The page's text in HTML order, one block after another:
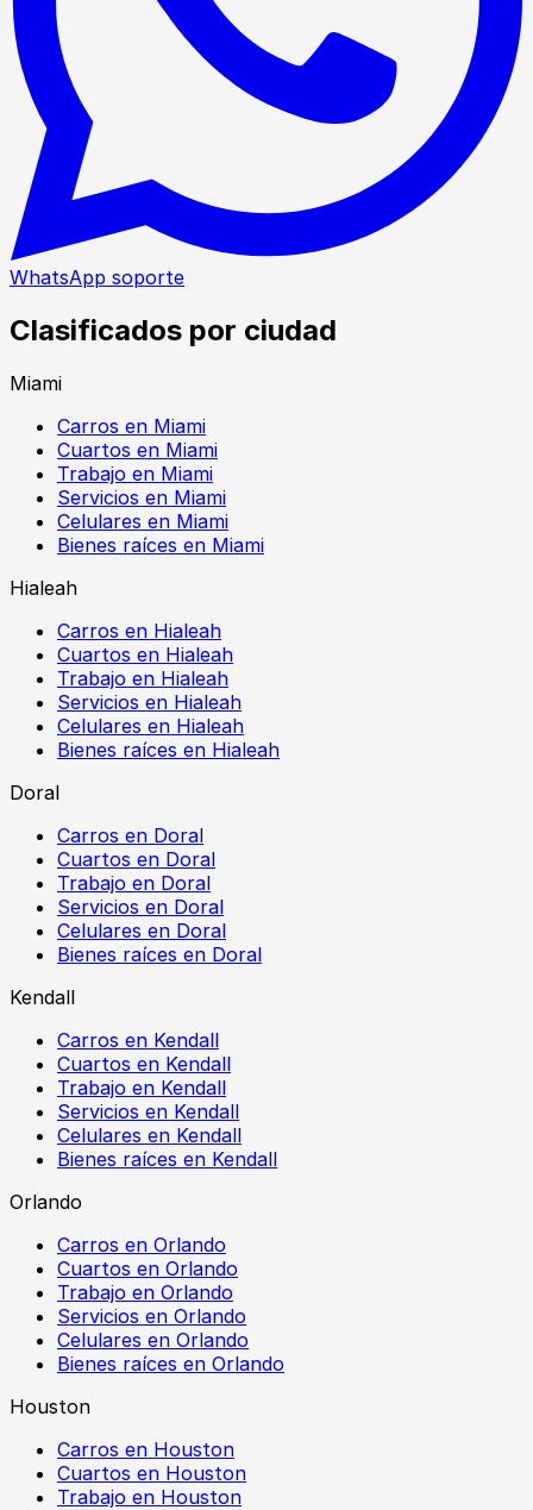
WhatsApp soporte
Clasificados por ciudad
Miami
Carros en Miami
Cuartos en Miami
Trabajo en Miami
Servicios en Miami
Celulares en Miami
Bienes raíces en Miami
Hialeah
Carros en Hialeah
Cuartos en Hialeah
Trabajo en Hialeah
Servicios en Hialeah
Celulares en Hialeah
Bienes raíces en Hialeah
Doral
Carros en Doral
Cuartos en Doral
Trabajo en Doral
Servicios en Doral
Celulares en Doral
Bienes raíces en Doral
Kendall
Carros en Kendall
Cuartos en Kendall
Trabajo en Kendall
Servicios en Kendall
Celulares en Kendall
Bienes raíces en Kendall
Orlando
Carros en Orlando
Cuartos en Orlando
Trabajo en Orlando
Servicios en Orlando
Celulares en Orlando
Bienes raíces en Orlando
Houston
Carros en Houston
Cuartos en Houston
Trabajo en Houston